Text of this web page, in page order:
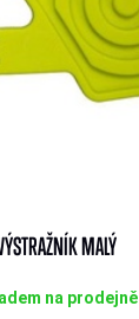
MALÝ
na prodejně